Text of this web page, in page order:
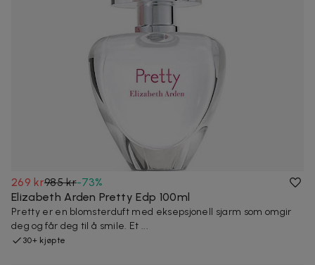
269 kr985 kr-73%
Elizabeth Arden Pretty Edp 100ml
Pretty er en blomsterduft med eksepsjonell sjarm som omgir
deg og får deg til å smile. Et ...
30+ kjøpte